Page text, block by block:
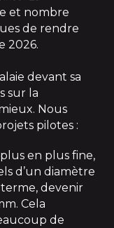
et nombre
de rendre
2026.
devant sa
sur la
Nous
pilotes :
en plus fine,
d’un diamètre
devenir
Cela
de